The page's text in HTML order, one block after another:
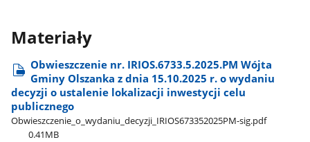
Materiały
Obwieszczenie nr. IRIOS.6733.5.2025.PM Wójta
Gminy Olszanka z dnia 15.10.2025 r. o wydaniu
decyzji o ustalenie lokalizacji inwestycji celu
publicznego
Obwieszczenie​_o​_wydaniu​_decyzji​_IRIOS673352025PM-sig.pdf
0.41MB